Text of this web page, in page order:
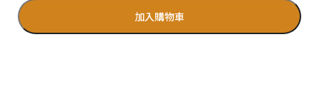
加入購物車